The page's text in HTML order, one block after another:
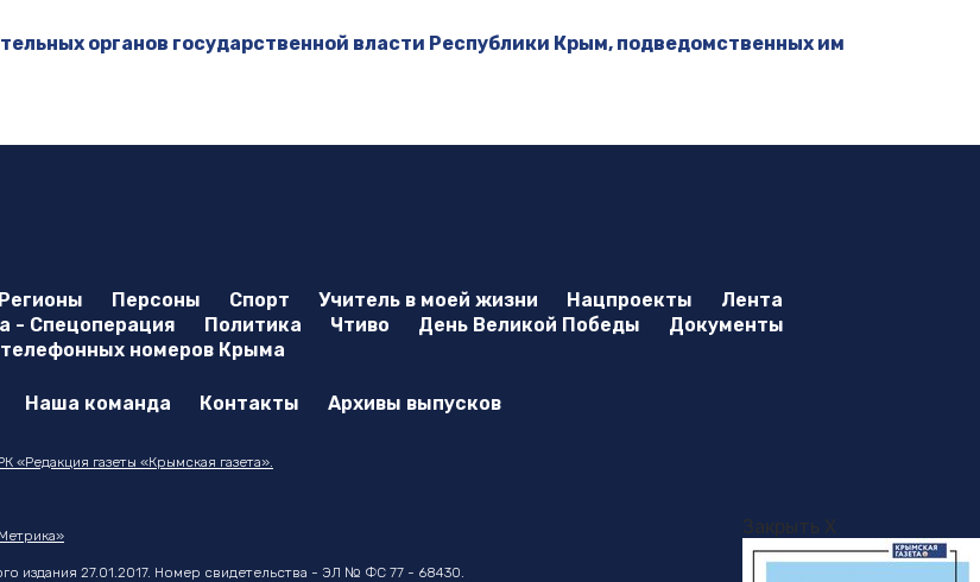
органов государственной власти Республики Крым, подведомственных им
Закрыть X
Регионы Персоны Спорт Учитель в моей жизни Нацпроекты
Лента
- Спецоперация Политика Чтиво День Великой Победы
Документы
номеров Крыма
Наша команда Контакты Архивы выпусков
газеты «Крымская газета».
издания 27.01.2017. Номер свидетельства - ЭЛ № ФС 77 - 68430.